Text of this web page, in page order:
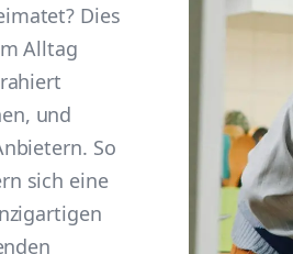
Dies
Alltag
und
So
sich eine